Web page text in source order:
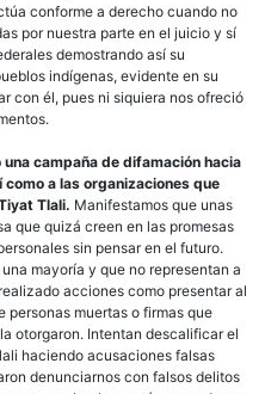
conforme a derecho cuando no
por nuestra parte en el juicio y sí
demostrando así su
indígenas, evidente en su
con él, pues ni siquiera nos ofreció
campaña de difamación hacia
a las organizaciones que
Tlali. Manifestamos que unas
que quizá creen en las promesas
sin pensar en el futuro.
mayoría y que no representan a
acciones como presentar al
personas muertas o firmas que
otorgaron. Intentan descalificar el
haciendo acusaciones falsas
denunciarnos con falsos delitos